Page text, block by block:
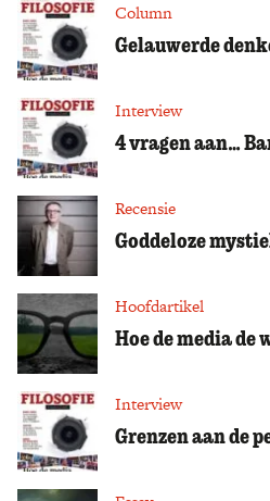
Column
Gelauwerde
Interview
4 vragen aan…
Recensie
Goddeloze
Hoofdartikel
Hoe de media de
Interview
Grenzen aan de